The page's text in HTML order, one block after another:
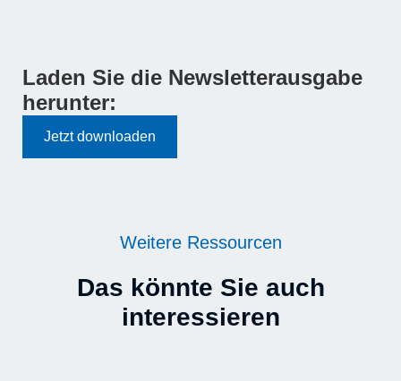
Laden Sie die Newsletterausgabe
herunter:
Jetzt downloaden
Weitere Ressourcen
Das könnte Sie auch
interessieren